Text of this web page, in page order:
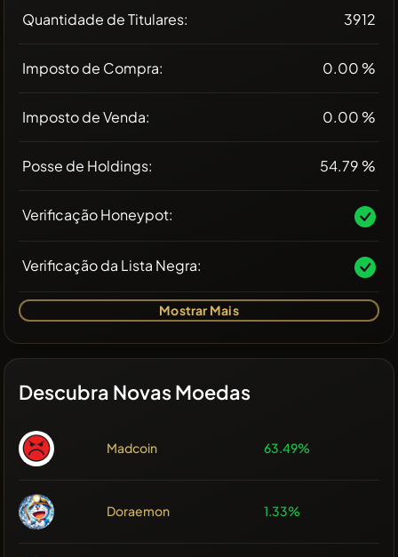
Quantidade de Titulares: 3912
Imposto de Compra: 0.00 %
Imposto de Venda: 0.00 %
Posse de Holdings: 54.79 %
Verificação Honeypot:
Verificação da Lista Negra:
Mostrar Mais
Descubra Novas Moedas
Madcoin 63.49%
Doraemon 1.33%